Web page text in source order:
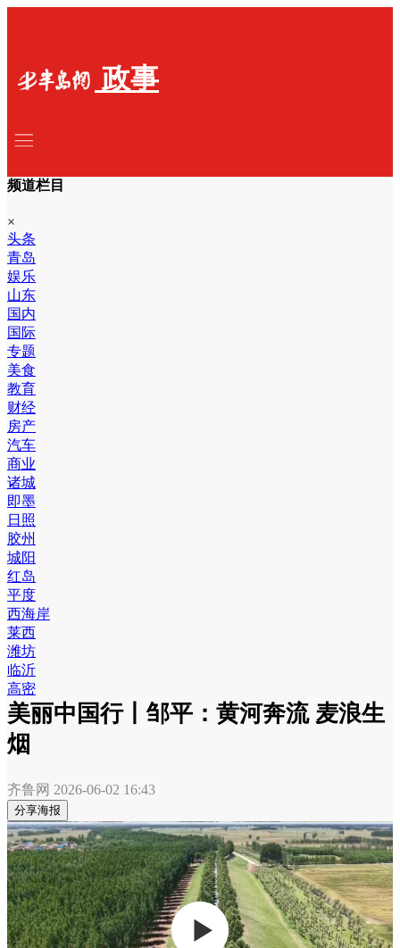
政事
频道栏目
×
头条
青岛
娱乐
山东
国内
国际
专题
美食
教育
财经
房产
汽车
商业
诸城
即墨
日照
胶州
城阳
红岛
平度
西海岸
莱西
潍坊
临沂
高密
美丽中国行丨邹平：黄河奔流 麦浪生
烟
齐鲁网 2026-06-02 16:43
分享海报